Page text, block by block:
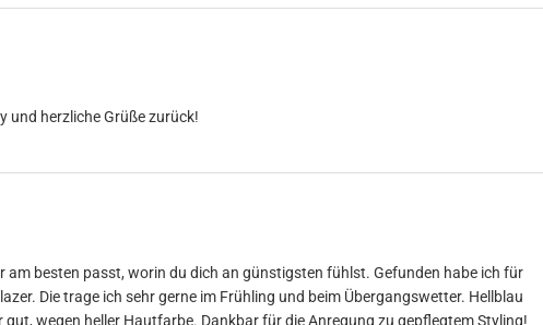
und herzliche Grüße zurück!
am besten passt, worin du dich an günstigsten fühlst. Gefunden habe ich für
Die trage ich sehr gerne im Frühling und beim Übergangswetter. Hellblau
wegen heller Hautfarbe. Dankbar für die Anregung zu gepflegtem Styling!